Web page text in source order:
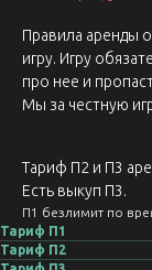
Правила аренды
игру. Игру
про нее и
Мы за честную
Тариф П2 и П3
Есть выкуп П3.
П1 безлимит по
Тариф П1
Тариф П2